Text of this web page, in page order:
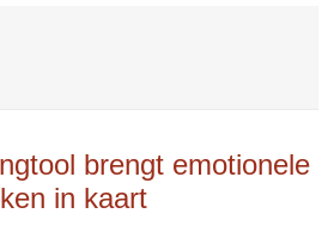
brengt emotionele
in kaart